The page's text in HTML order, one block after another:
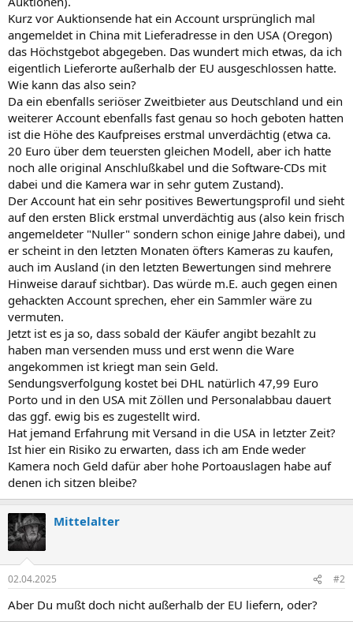
Kurz vor Auktionsende hat ein Account ursprünglich mal
angemeldet in China mit Lieferadresse in den USA (Oregon)
das Höchstgebot abgegeben. Das wundert mich etwas, da ich
eigentlich Lieferorte außerhalb der EU ausgeschlossen hatte.
Wie kann das also sein?
Da ein ebenfalls seriöser Zweitbieter aus Deutschland und ein
weiterer Account ebenfalls fast genau so hoch geboten hatten
ist die Höhe des Kaufpreises erstmal unverdächtig (etwa ca.
20 Euro über dem teuersten gleichen Modell, aber ich hatte
noch alle original Anschlußkabel und die Software-CDs mit
dabei und die Kamera war in sehr gutem Zustand).
Der Account hat ein sehr positives Bewertungsprofil und sieht
auf den ersten Blick erstmal unverdächtig aus (also kein frisch
angemeldeter "Nuller" sondern schon einige Jahre dabei), und
er scheint in den letzten Monaten öfters Kameras zu kaufen,
auch im Ausland (in den letzten Bewertungen sind mehrere
Hinweise darauf sichtbar). Das würde m.E. auch gegen einen
gehackten Account sprechen, eher ein Sammler wäre zu
vermuten.
Jetzt ist es ja so, dass sobald der Käufer angibt bezahlt zu
haben man versenden muss und erst wenn die Ware
angekommen ist kriegt man sein Geld.
Sendungsverfolgung kostet bei DHL natürlich 47,99 Euro
Porto und in den USA mit Zöllen und Personalabbau dauert
das ggf. ewig bis es zugestellt wird.
Hat jemand Erfahrung mit Versand in die USA in letzter Zeit?
Ist hier ein Risiko zu erwarten, dass ich am Ende weder
Kamera noch Geld dafür aber hohe Portoauslagen habe auf
denen ich sitzen bleibe?
Mittelalter
02.04.2025 #2
Aber Du mußt doch nicht außerhalb der EU liefern, oder?